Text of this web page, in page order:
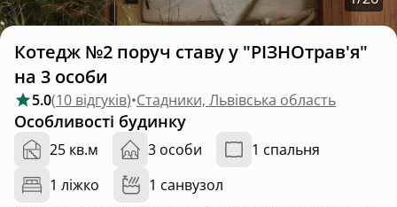
Котедж №2 поруч ставу у "РІЗНОтрав'я"
на 3 особи
5.0(10 відгуків)•Стадники, Львівська область
Особливості будинку
25 кв.м 3 особи
1 спальня
1 ліжко
1 санвузол